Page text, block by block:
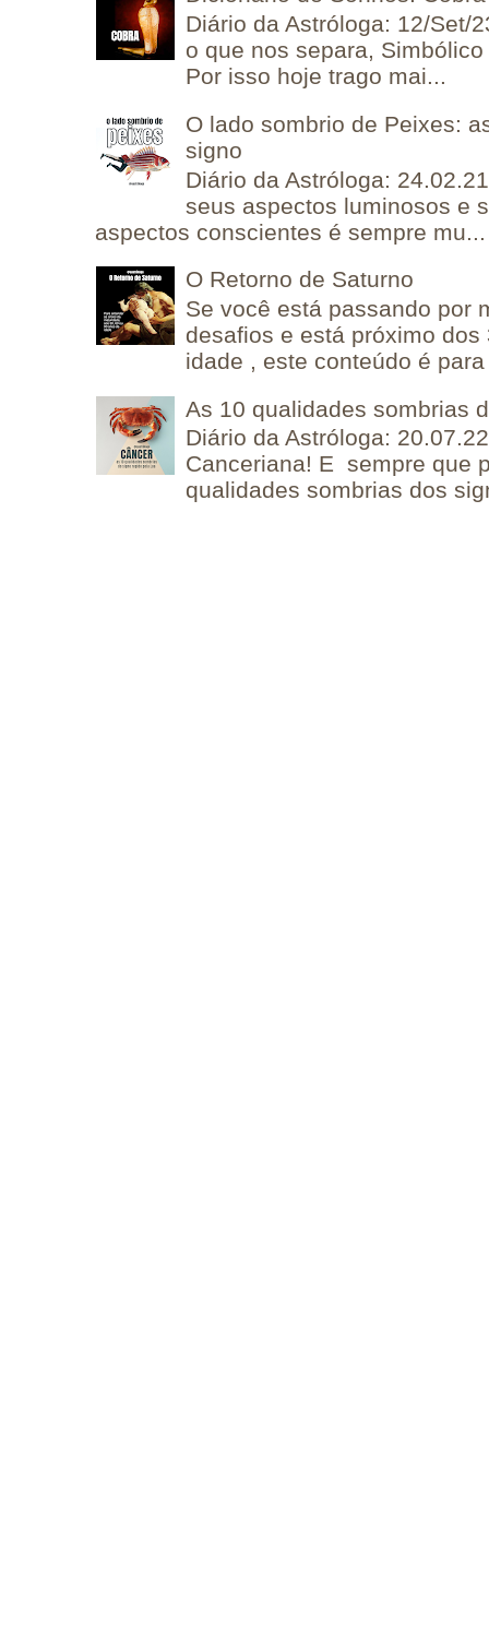
Diário da Astróloga: 12/Set/
o que nos separa,
Por isso hoje trago mai...
O lado sombrio de Peixes:
signo
Diário da Astróloga:
seus aspectos luminosos e
aspectos conscientes é sempre mu...
O Retorno de Saturno
Se você está passando por
desafios e está próximo
idade , este conteúdo é
As 10 qualidades sombrias
Diário da Astróloga:
Canceriana! E sempre que
qualidades sombrias dos